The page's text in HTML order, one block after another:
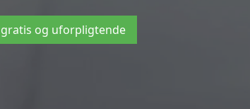
gratis og uforpligtende